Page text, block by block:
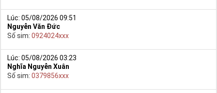
Lúc: 05/08/2026 09:51
Nguyễn Văn Đức
Số sim: 0924024xxx
Lúc: 05/08/2026 03:23
Nghĩa Nguyễn Xuân
Số sim: 0379856xxx